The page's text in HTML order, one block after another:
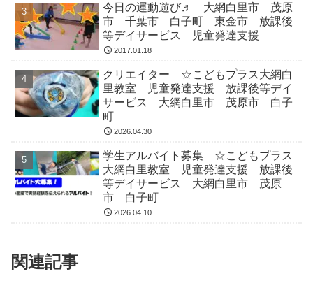
今日の運動遊び♬ 大網白里市 茂原
市 千葉市 白子町 東金市 放課後
等デイサービス 児童発達支援
2017.01.18
クリエイター ☆こどもプラス大網白
里教室 児童発達支援 放課後等デイ
サービス 大網白里市 茂原市 白子
町
2026.04.30
学生アルバイト募集 ☆こどもプラス
大網白里教室 児童発達支援 放課後
等デイサービス 大網白里市 茂原
市 白子町
2026.04.10
関連記事